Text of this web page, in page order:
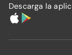
Descarga la